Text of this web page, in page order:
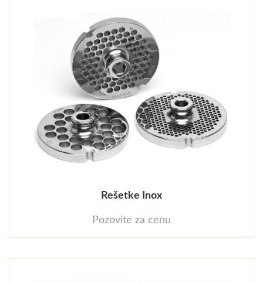
Rešetke Inox
Pozovite za cenu